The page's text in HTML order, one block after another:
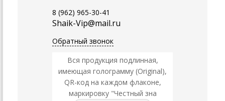
8 (962) 965-30-41
Shaik-Vip@mail.ru
Обратный звонок
Вся продукция подлинная,
имеющая голограмму (Original),
QR-код на каждом флаконе,
маркировку "Честный зна